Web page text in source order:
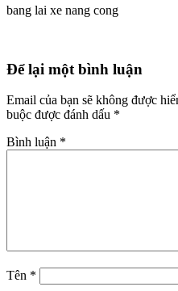
bang lai xe nang cong
Để lại một bình luận
Email của bạn sẽ không được
buộc được đánh dấu *
Bình luận *
Tên *